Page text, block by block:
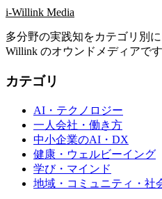
i-Willink Media
多分野の実践知をカテゴリ別
Willink のオウンドメディアです
カテゴリ
AI・テクノロジー
一人会社・働き方
中小企業のAI・DX
健康・ウェルビーイング
学び・マインド
地域・コミュニティ・社